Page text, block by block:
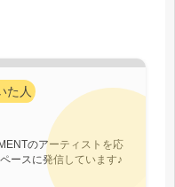
た人
のアーティストを応
ースに発信しています♪